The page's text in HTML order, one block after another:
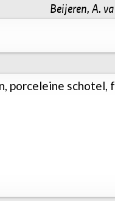
Beijeren, A.
porceleine